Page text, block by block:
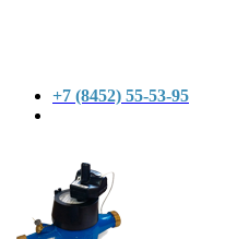
+7 (8452) 55-53-95